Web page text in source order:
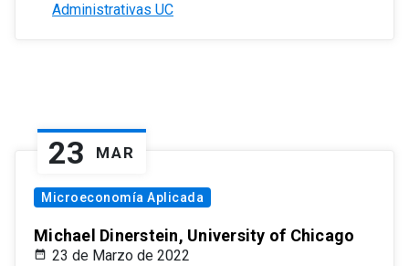
Administrativas UC
23 MAR
Microeconomía Aplicada
Michael Dinerstein, University of Chicago
23 de Marzo de 2022